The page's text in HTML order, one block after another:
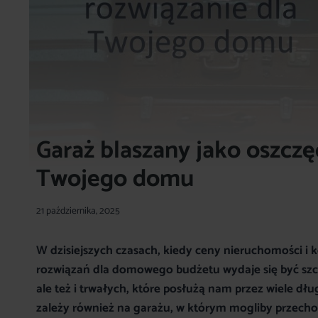
Garaż blaszany jako
Twojego domu
21 października, 2025
W dzisiejszych czasach, kiedy ceny nieruchomości
rozwiązań dla domowego budżetu wydaje się być
ale też i trwałych, które posłużą nam przez wiele
zależy również na garażu, w którym mogliby